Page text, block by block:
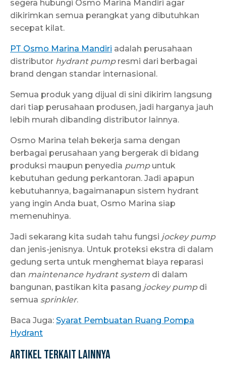
segera hubungi Osmo Marina Mandiri agar
dikirimkan semua perangkat yang dibutuhkan
secepat kilat.
PT Osmo Marina Mandiri adalah perusahaan
distributor hydrant pumpresmi dari berbagai
brand dengan standar internasional.
Semua produk yang dijual di sini dikirim langsung
dari tiap perusahaan produsen, jadi harganya jauh
lebih murah dibanding distributor lainnya.
Osmo Marina telah bekerja sama dengan
berbagai perusahaan yang bergerak di bidang
produksi maupun penyedia pumpuntuk
kebutuhan gedung perkantoran. Jadi apapun
kebutuhannya, bagaimanapun sistem hydrant
yang ingin Anda buat, Osmo Marina siap
memenuhinya.
Jadi sekarang kita sudah tahu fungsi jockey pump
dan jenis-jenisnya. Untuk proteksi ekstra di dalam
gedung serta untuk menghemat biaya reparasi
dan maintenance hydrant system di dalam
bangunan, pastikan kita pasang jockey pumpdi
semua sprinkler.
Baca Juga: Syarat Pembuatan Ruang Pompa
Hydrant
Artikel Terkait Lainnya